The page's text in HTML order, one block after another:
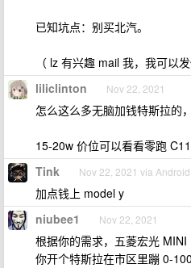
已知坑点：别买北汽。
（ lz 有兴趣 mail 我，我可以
liliclinton Nov 22, 2021
怎么这么多无脑加钱特斯拉的，
15-20w 价位可以看看零跑 C11
Tink Nov 22, 2021 via Android
加点钱上 model y
niubee1 Nov 22, 2021
根据你的需求，五菱宏光 MINI
你开个特斯拉在市区里蹦 0-